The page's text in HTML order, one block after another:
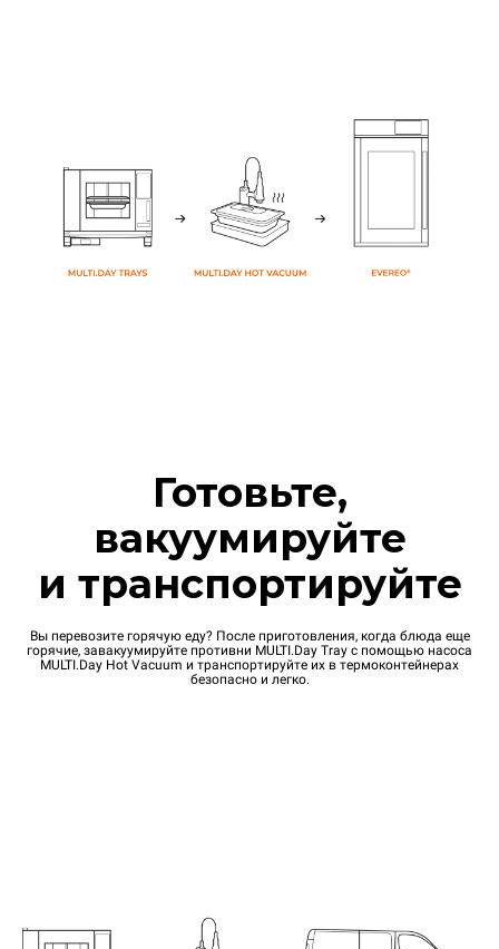
Готовьте,
вакуумируйте
и транспортируйте
Вы перевозите горячую еду? После приготовления, когда блюда еще
горячие, завакуумируйте противни MULTI.Day Tray с помощью насоса
MULTI.Day Hot Vacuum и транспортируйте их в термоконтейнерах
безопасно и легко.